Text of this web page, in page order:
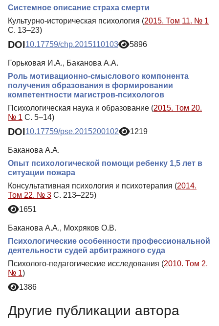
Системное описание страха смерти
Культурно-историческая психология (2015. Том 11. № 1
С. 13–23)
DOI10.17759/chp.2015110103 5896
Горьковая И.А., Баканова А.А.
Роль мотивационно-смыслового компонента
получения образования в формировании
компетентности магистров-психологов
Психологическая наука и образование (2015. Том 20.
№ 1 С. 5–14)
DOI10.17759/pse.2015200102 1219
Баканова А.А.
Опыт психологической помощи ребенку 1,5 лет в
ситуации пожара
Консультативная психология и психотерапия (2014.
Том 22. № 3 С. 213–225)
1651
Баканова А.А., Мохряков О.В.
Психологические особенности профессиональной
деятельности судей арбитражного суда
Психолого-педагогические исследования (2010. Том 2.
№ 1)
1386
Другие публикации автора